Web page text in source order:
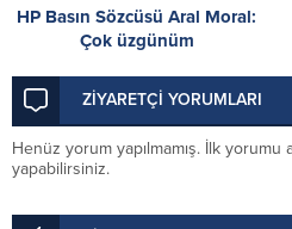
HP Basın Sözcüsü Aral Moral:
Çok üzgünüm
ZİYARETÇİ YORUMLARI
Henüz yorum yapılmamış. İlk yorumu
yapabilirsiniz.